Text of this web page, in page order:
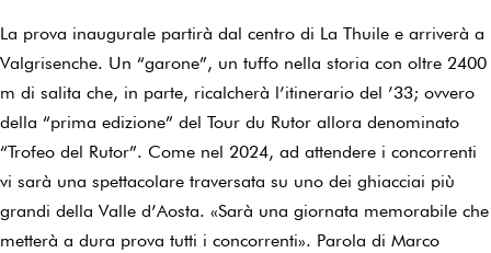
La prova inaugurale partirà dal centro di La Thuile e arriverà a
Valgrisenche. Un “garone”, un tuffo nella storia con oltre 2400
m di salita che, in parte, ricalcherà l’itinerario del ’33; ovvero
della “prima edizione” del Tour du Rutor allora denominato
“Trofeo del Rutor”. Come nel 2024, ad attendere i concorrenti
vi sarà una spettacolare traversata su uno dei ghiacciai più
grandi della Valle d’Aosta. «Sarà una giornata memorabile che
metterà a dura prova tutti i concorrenti». Parola di Marco